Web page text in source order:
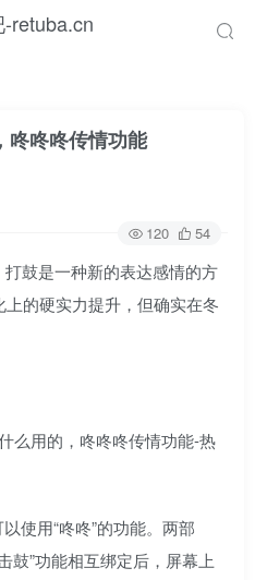
咚咚咚传情功能
120 54
鼓是一种新的表达感情的方
的硬实力提升，但确实在冬
使用“咚咚”的功能。两部
鼓”功能相互绑定后，屏幕上